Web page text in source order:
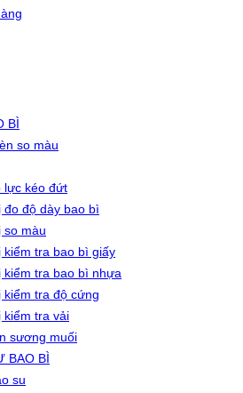
BÌ
so màu
lực kéo đứt
đo độ dày bao bì
so màu
kiểm tra bao bì giấy
kiểm tra bao bì nhựa
kiểm tra độ cứng
kiểm tra vải
sương muối
BAO BÌ
su